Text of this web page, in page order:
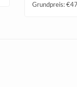
Grundpreis: